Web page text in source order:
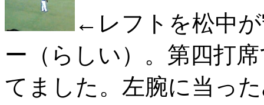
←レフトを松中
ー（らしい）。第四打
てました。左腕に当っ